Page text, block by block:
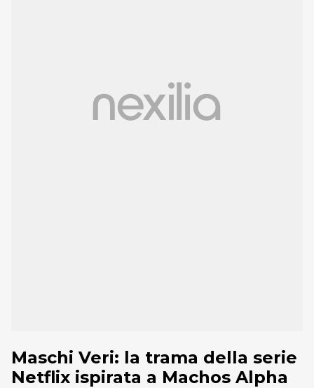
Maschi Veri: la trama della serie
Netflix ispirata a Machos Alpha